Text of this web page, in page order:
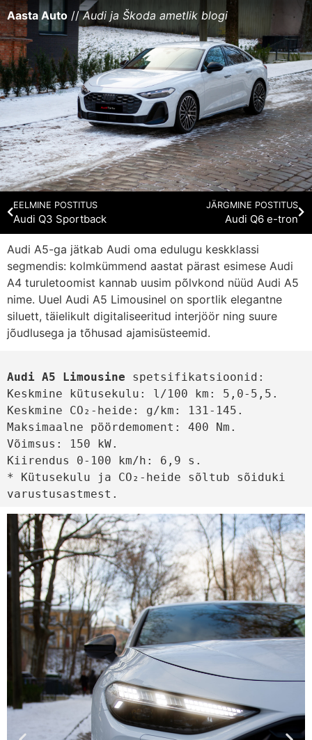
Aasta Auto //Audi ja Škoda ametlik blogi
EELMINE POSTITUS
Audi Q3 Sportback
JÄRGMINE POSTITUS
Audi Q6 e-tron
Audi A5-ga jätkab Audi oma edulugu keskklassi
segmendis: kolmkümmend aastat pärast esimese Audi
A4 turuletoomist kannab uusim põlvkond nüüd Audi A5
nime. Uuel Audi A5 Limousinel on sportlik elegantne
siluett, täielikult digitaliseeritud interjöör ning suure
jõudlusega ja tõhusad ajamisüsteemid.
Audi A5 Limousine spetsifikatsioonid:
Keskmine kütusekulu: l/100 km: 5,0-5,5.
Keskmine CO₂-heide: g/km: 131-145.
Maksimaalne pöördemoment: 400 Nm.
Võimsus: 150 kW.
Kiirendus 0-100 km/h: 6,9 s.
* Kütusekulu ja CO₂-heide sõltub sõiduki
varustusastmest.